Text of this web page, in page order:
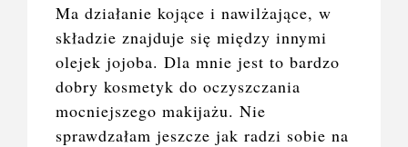
Ma działanie kojące i nawilżające, w
składzie znajduje się między innymi
olejek jojoba. Dla mnie jest to bardzo
dobry kosmetyk do oczyszczania
mocniejszego makijażu. Nie
sprawdzałam jeszcze jak radzi sobie na